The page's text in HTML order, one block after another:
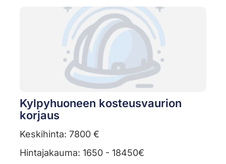
Kylpyhuoneen kosteusvaurion
korjaus
Keskihinta: 7800 €
Hintajakauma: 1650 - 18450€